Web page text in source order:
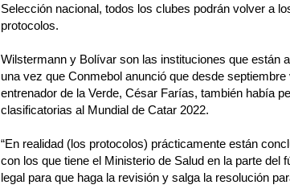
Selección nacional, todos los clubes podrán volver a
protocolos.
Wilstermann y Bolívar son las instituciones que están
una vez que Conmebol anunció que desde
entrenador de la Verde, César Farías, también había
clasificatorias al Mundial de Catar 2022.
“En realidad (los protocolos) prácticamente están
con los que tiene el Ministerio de Salud en la parte del
legal para que haga la revisión y salga la resolución